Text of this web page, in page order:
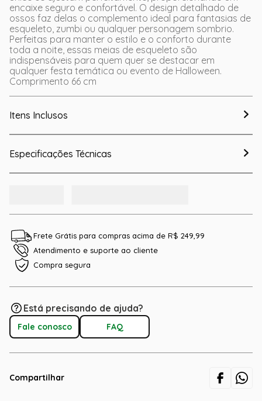
encaixe seguro e confortável. O design detalhado de
ossos faz delas o complemento ideal para fantasias de
esqueleto, zumbi ou qualquer personagem sombrio.
Perfeitas para manter o estilo e o conforto durante
toda a noite, essas meias de esqueleto são
indispensáveis para quem quer se destacar em
qualquer festa temática ou evento de Halloween.
Comprimento 66 cm
Itens Inclusos
Especificações Técnicas
Frete Grátis para compras acima de R$ 249,99
Atendimento e suporte ao cliente
Compra segura
Está precisando de ajuda?
Fale conosco FAQ
Compartilhar